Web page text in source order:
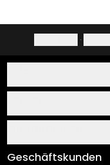
·
Über uns
Klebe- und
AGB
Geschäftskunden